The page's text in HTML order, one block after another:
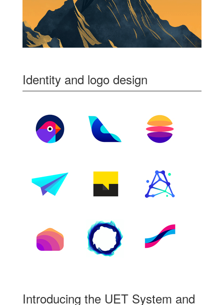
Identity and logo design
Introducing the UET System and